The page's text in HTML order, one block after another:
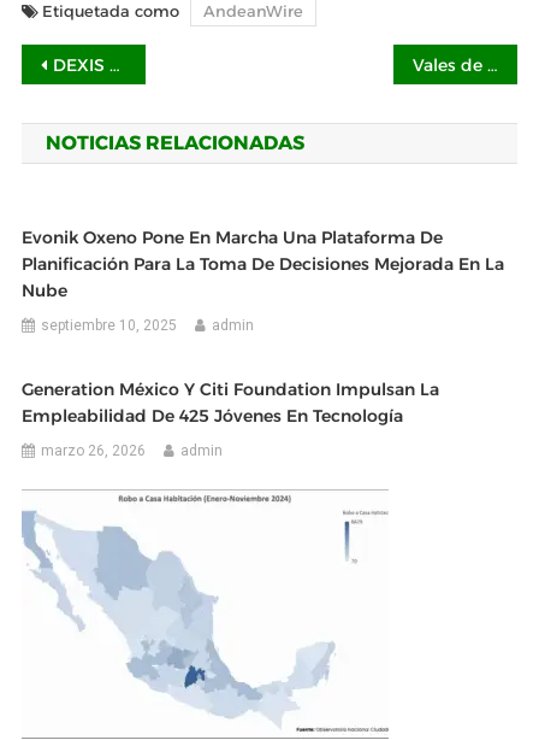
Etiquetada como AndeanWire
Navegación
de
entradas
DEXIS presentará innovaciones de vanguardia en la IDS 2025 Vales de despensa Edenred para optimizar los ingresos sin aumentar impuestos
NOTICIAS RELACIONADAS
Evonik Oxeno Pone En Marcha Una Plataforma De
Planificación Para La Toma De Decisiones Mejorada En La
Nube
septiembre 10, 2025 admin
Generation México Y Citi Foundation Impulsan La
Empleabilidad De 425 Jóvenes En Tecnología
marzo 26, 2026 admin